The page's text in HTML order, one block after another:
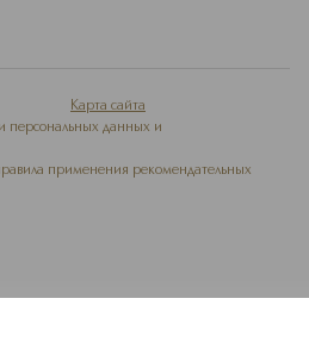
Карта сайта
персональных данных и
применения рекомендательных